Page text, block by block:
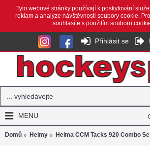
Tyto webové stránky používají k poskytování
reklam a analýze návštěvnosti soubory cookie.
souhlasíte s použitím souborů
Přihlásit se
MENU
Domů Helmy Helma CCM Tacks 920 Combo